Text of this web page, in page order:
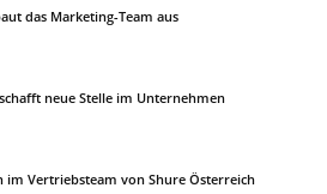
das Marketing-Team aus
neue Stelle im Unternehmen
im Vertriebsteam von Shure Österreich